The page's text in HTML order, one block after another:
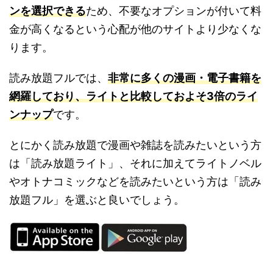
ンを選択できるため、不要なオプションが付いて料
金が高くなるという心配が他のサイトより少なくな
ります。
読み放題フルでは、 非常に多くの漫画・電子書籍を
網羅しており、ライトと比較しておよそ3倍のライ
ンナップです。
とにかく読み放題で漫画や雑誌を読みたいという方
は「読み放題ライト」、それに加えてライトノベル
やオトナコミックなどを読みたいという方は「読み
放題フル」を選ぶと良いでしょう。